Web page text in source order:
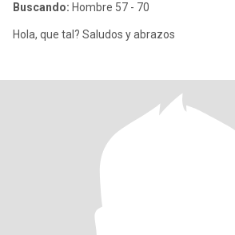
Buscando: Hombre 57 - 70
Hola, que tal? Saludos y abrazos